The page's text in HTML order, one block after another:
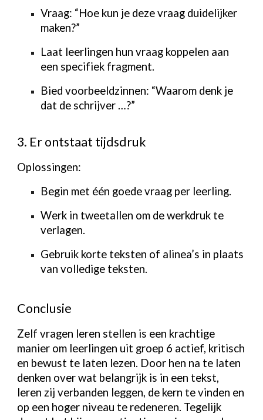
Vraag: “Hoe kun je deze vraag duidelijker
maken?”
Laat leerlingen hun vraag koppelen aan
een specifiek fragment.
Bied voorbeeldzinnen: “Waarom denk je
dat de schrijver …?”
3. Er ontstaat tijdsdruk
Oplossingen:
Begin met één goede vraag per leerling.
Werk in tweetallen om de werkdruk te
verlagen.
Gebruik korte teksten of alinea’s in plaats
van volledige teksten.
Conclusie
Zelf vragen leren stellen is een krachtige
manier om leerlingen uit groep 6 actief, kritisch
en bewust te laten lezen. Door hen na te laten
denken over wat belangrijk is in een tekst,
leren zij verbanden leggen, de kern te vinden en
op een hoger niveau te redeneren. Tegelijk